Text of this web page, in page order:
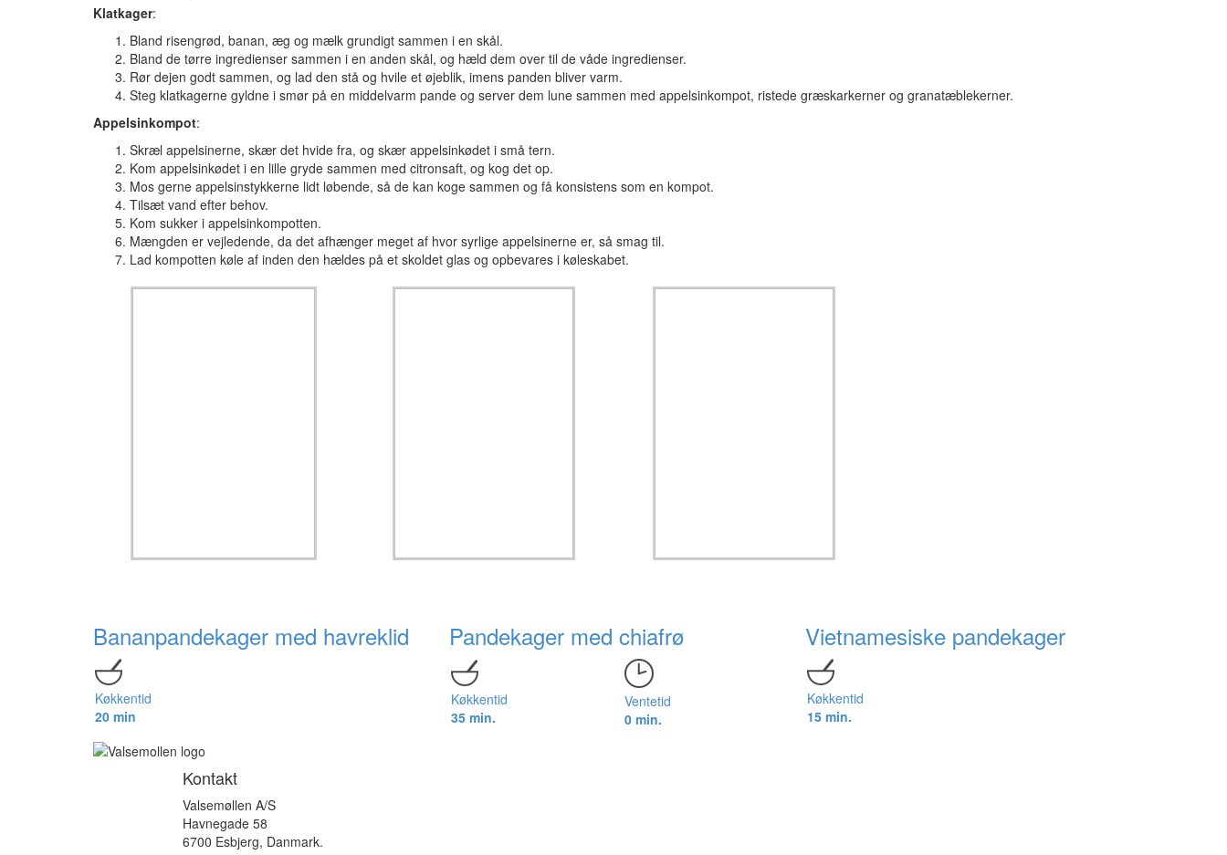
Klatkager:
Bland risengrød, banan, æg og mælk grundigt sammen i en skål.
Bland de tørre ingredienser sammen i en anden skål, og hæld dem over til de våde ingredienser.
Rør dejen godt sammen, og lad den stå og hvile et øjeblik, imens panden bliver varm.
Steg klatkagerne gyldne i smør på en middelvarm pande og server dem lune sammen med appelsinkompot, ristede græskarkerner og granatæblekerner.
Appelsinkompot:
Skræl appelsinerne, skær det hvide fra, og skær appelsinkødet i små tern.
Kom appelsinkødet i en lille gryde sammen med citronsaft, og kog det op.
Mos gerne appelsinstykkerne lidt løbende, så de kan koge sammen og få konsistens som en kompot.
Tilsæt vand efter behov.
Kom sukker i appelsinkompotten.
Mængden er vejledende, da det afhænger meget af hvor syrlige appelsinerne er, så smag til.
Lad kompotten køle af inden den hældes på et skoldet glas og opbevares i køleskabet.
Bananpandekager med havreklid
Køkkentid
20 min
Pandekager med chiafrø
Køkkentid
35 min.
Ventetid
0 min.
Vietnamesiske pandekager
Køkkentid
15 min.
Kontakt
Valsemøllen A/S
Havnegade 58
6700 Esbjerg, Danmark.